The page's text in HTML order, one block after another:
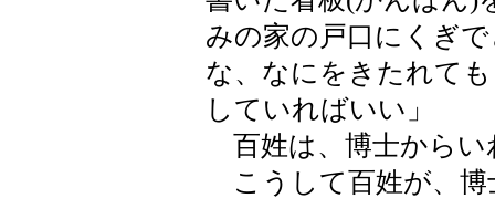
みの家の戸口にくぎ
な、なにをきたれて
していればいい」
百姓は、博士からい
こうして百姓が、博